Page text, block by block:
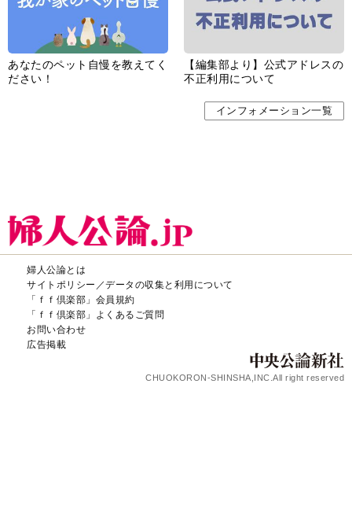
あなたのペット自慢を教えてく
ださい！
【編集部より】公式アドレスの
不正利用について
インフォメーション一覧
婦人公論とは
サイトポリシー／データの収集と利用について
「ｆｆ倶楽部」会員規約
「ｆｆ倶楽部」よくあるご質問
お問い合わせ
広告掲載
CHUOKORON-SHINSHA,INC.All right reserved